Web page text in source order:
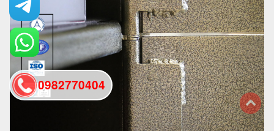
0982770404
back